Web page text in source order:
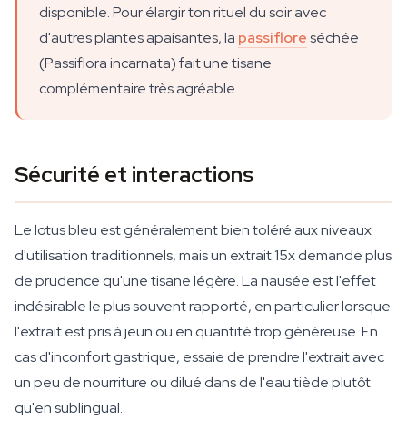
disponible. Pour élargir ton rituel du soir avec
d'autres plantes apaisantes, la passifloreséchée
(Passiflora incarnata) fait une tisane
complémentaire très agréable.
Sécurité et interactions
Le lotus bleu est généralement bien toléré aux niveaux
d'utilisation traditionnels, mais un extrait 15x demande plus
de prudence qu'une tisane légère. La nausée est l'effet
indésirable le plus souvent rapporté, en particulier lorsque
l'extrait est pris à jeun ou en quantité trop généreuse. En
cas d'inconfort gastrique, essaie de prendre l'extrait avec
un peu de nourriture ou dilué dans de l'eau tiède plutôt
qu'en sublingual.